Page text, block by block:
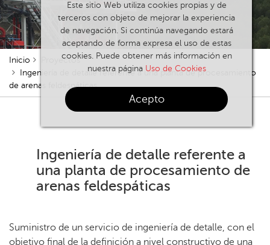
Este sitio Web utiliza cookies propias y de
terceros con objeto de mejorar la experiencia
de navegación. Si continúa navegando estará
aceptando de forma expresa el uso de estas
cookies. Puede obtener más información en
nuestra página Uso de Cookies
Acepto
Inicio
Proyectos
Ingeniería de detalle referente a una planta de procesamiento
de arenas feldespáticas
Ingeniería de detalle referente a
una planta de procesamiento de
arenas feldespáticas
Suministro de un servicio de ingeniería de detalle, con el
objetivo final de la definición a nivel constructivo de una